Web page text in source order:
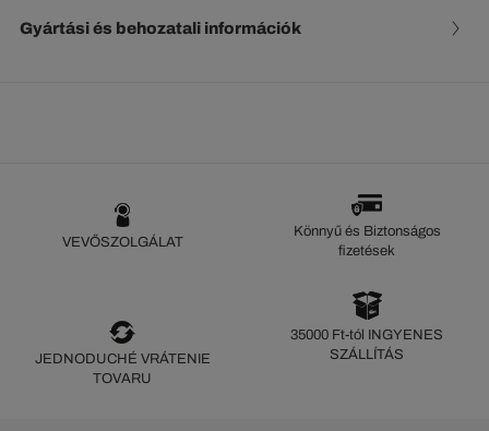
Gyártási és behozatali információk
VEVŐSZOLGÁLAT
Könnyű és Biztonságos
fizetések
JEDNODUCHÉ VRÁTENIE
TOVARU
35000 Ft-tól INGYENES
SZÁLLÍTÁS